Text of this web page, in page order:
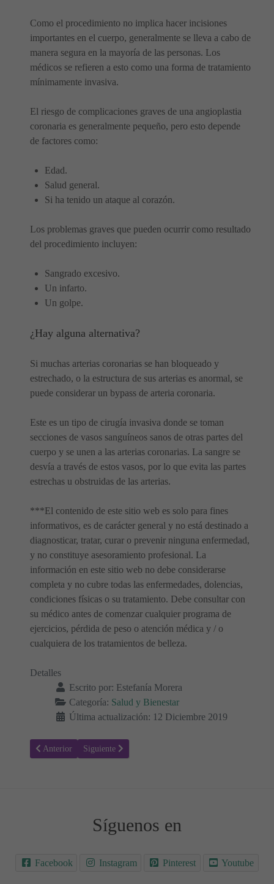
Como el procedimiento no implica hacer incisiones
importantes en el cuerpo, generalmente se lleva a cabo de
manera segura en la mayoría de las personas. Los
médicos se refieren a esto como una forma de tratamiento
mínimamente invasiva.
El riesgo de complicaciones graves de una angioplastia
coronaria es generalmente pequeño, pero esto depende
de factores como:
Edad.
Salud general.
Si ha tenido un ataque al corazón.
Los problemas graves que pueden ocurrir como resultado
del procedimiento incluyen:
Sangrado excesivo.
Un infarto.
Un golpe.
¿Hay alguna alternativa?
Si muchas arterias coronarias se han bloqueado y
estrechado, o la estructura de sus arterias es anormal, se
puede considerar un bypass de arteria coronaria.
Este es un tipo de cirugía invasiva donde se toman
secciones de vasos sanguíneos sanos de otras partes del
cuerpo y se unen a las arterias coronarias. La sangre se
desvía a través de estos vasos, por lo que evita las partes
estrechas u obstruidas de las arterias.
***El contenido de este sitio web es solo para fines
informativos, es de carácter general y no está destinado a
diagnosticar, tratar, curar o prevenir ninguna enfermedad,
y no constituye asesoramiento profesional. La
información en este sitio web no debe considerarse
completa y no cubre todas las enfermedades, dolencias,
condiciones físicas o su tratamiento. Debe consultar con
su médico antes de comenzar cualquier programa de
ejercicios, pérdida de peso o atención médica y / o
cualquiera de los tratamientos de belleza.
Detalles
Escrito por: Estefanía Morera
Categoría: Salud y Bienestar
Última actualización: 12 Diciembre 2019
Artículo anterior: Lo que necesita saber sobre osteoporosis y
Anterior Artículo siguiente: Lo que necesita saber sobre
Siguiente
Síguenos en
Facebook Instagram Pinterest Youtube